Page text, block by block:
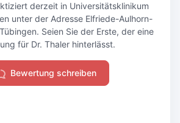
derzeit in Universitätsklinikum
unter der Adresse Elfriede-Aulhorn-
Seien Sie der Erste, der eine
für Dr. Thaler hinterlässt.
Bewertung schreiben